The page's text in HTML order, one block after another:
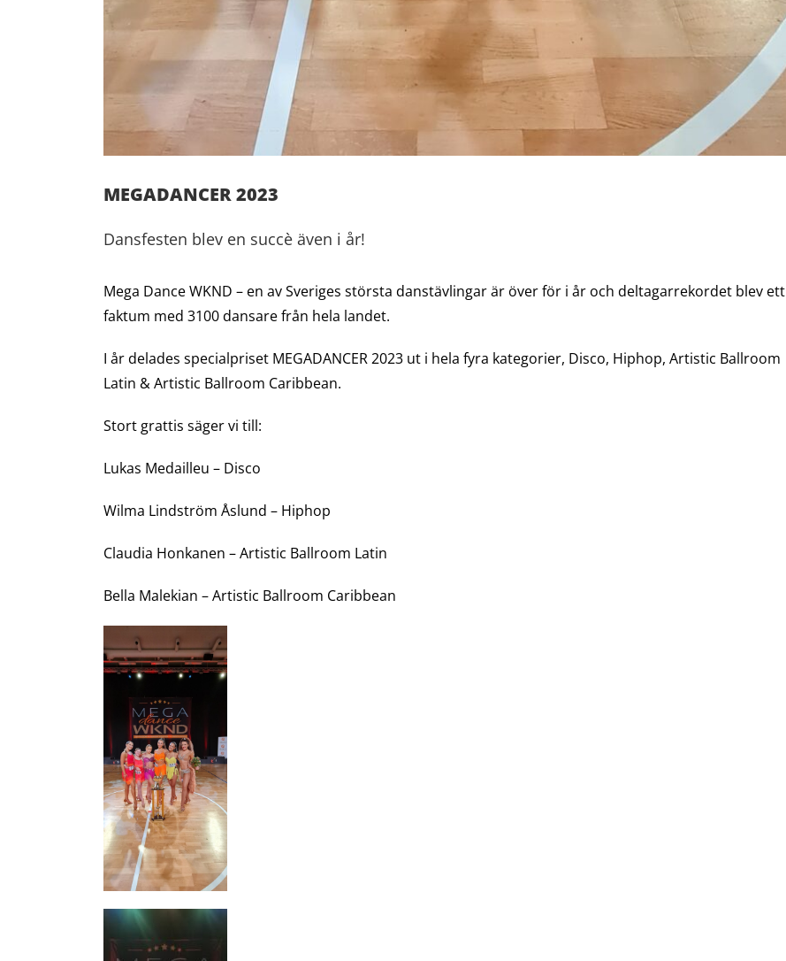
MEGADANCER 2023
Dansfesten blev en succè även i år!
Mega Dance WKND – en av Sveriges största danstävlingar är över för i år och deltagarrekordet blev ett
faktum med 3100 dansare från hela landet.
I år delades specialpriset MEGADANCER 2023 ut i hela fyra kategorier, Disco, Hiphop, Artistic Ballroom
Latin & Artistic Ballroom Caribbean.
Stort grattis säger vi till:
Lukas Medailleu – Disco
Wilma Lindström Åslund – Hiphop
Claudia Honkanen – Artistic Ballroom Latin
Bella Malekian – Artistic Ballroom Caribbean